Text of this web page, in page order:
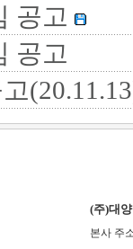
공고
공고
(주)대
본사 주